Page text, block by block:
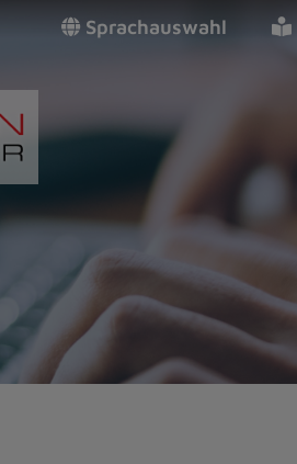
Sprachauswahl